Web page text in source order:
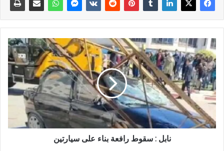
نابل : سقوط رافعة بناء على سيارتين‎